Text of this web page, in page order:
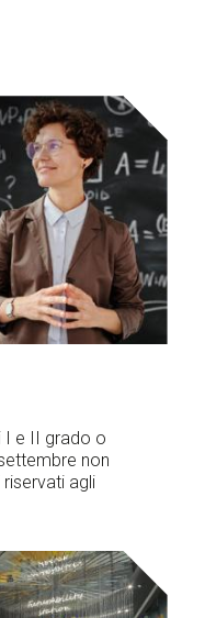
I e II grado o
non
agli